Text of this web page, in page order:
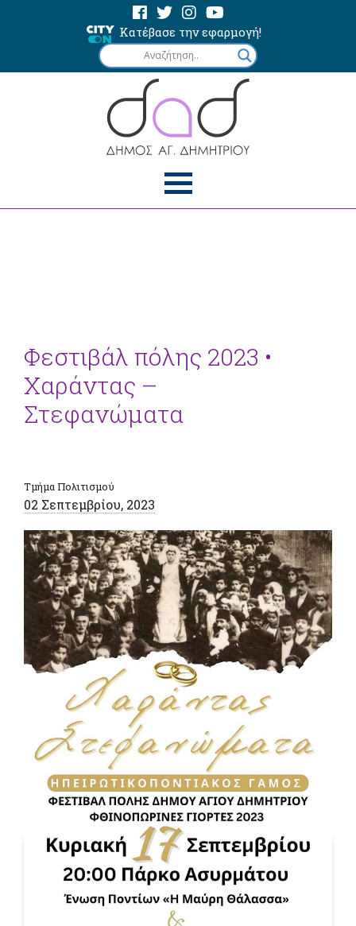
Κατέβασε την εφαρμογή!
Φεστιβάλ πόλης 2023 •
Χαράντας –
Στεφανώματα
Τμήμα Πολιτισμού
02 Σεπτεμβρίου, 2023